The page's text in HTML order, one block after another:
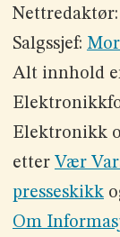
Nettredaktør:
Salgssjef:
Alt innhold
Elektronikk
etter Vær
presseskikk
Om